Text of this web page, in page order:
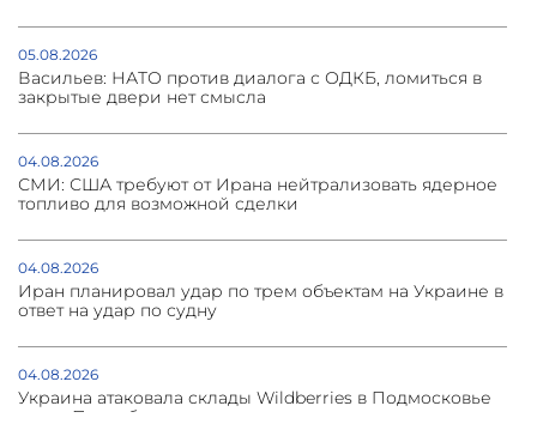
05.08.2026
Васильев: НАТО против диалога с ОДКБ, ломиться в
закрытые двери нет смысла
04.08.2026
СМИ: США требуют от Ирана нейтрализовать ядерное
топливо для возможной сделки
04.08.2026
Иран планировал удар по трем объектам на Украине в
ответ на удар по судну
04.08.2026
Украина атаковала склады Wildberries в Подмосковье
и под Петербургом